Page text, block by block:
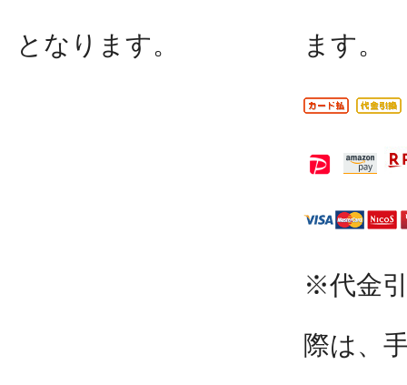
となります。 ます。
※代金
際は、